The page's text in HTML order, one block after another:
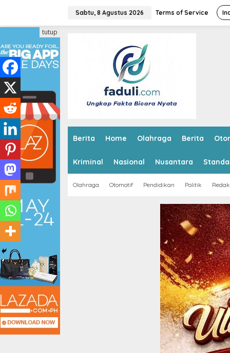
i
k
e
k
n
n
Sabtu, 8 Agustus 2026 Terms of Service
Berita Home Olahraga Berita
Kriminal Nasional Nusantara
Olahraga Otomotif Pendidikan Politik
tutup